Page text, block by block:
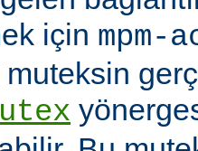
için mpm-
muteksin